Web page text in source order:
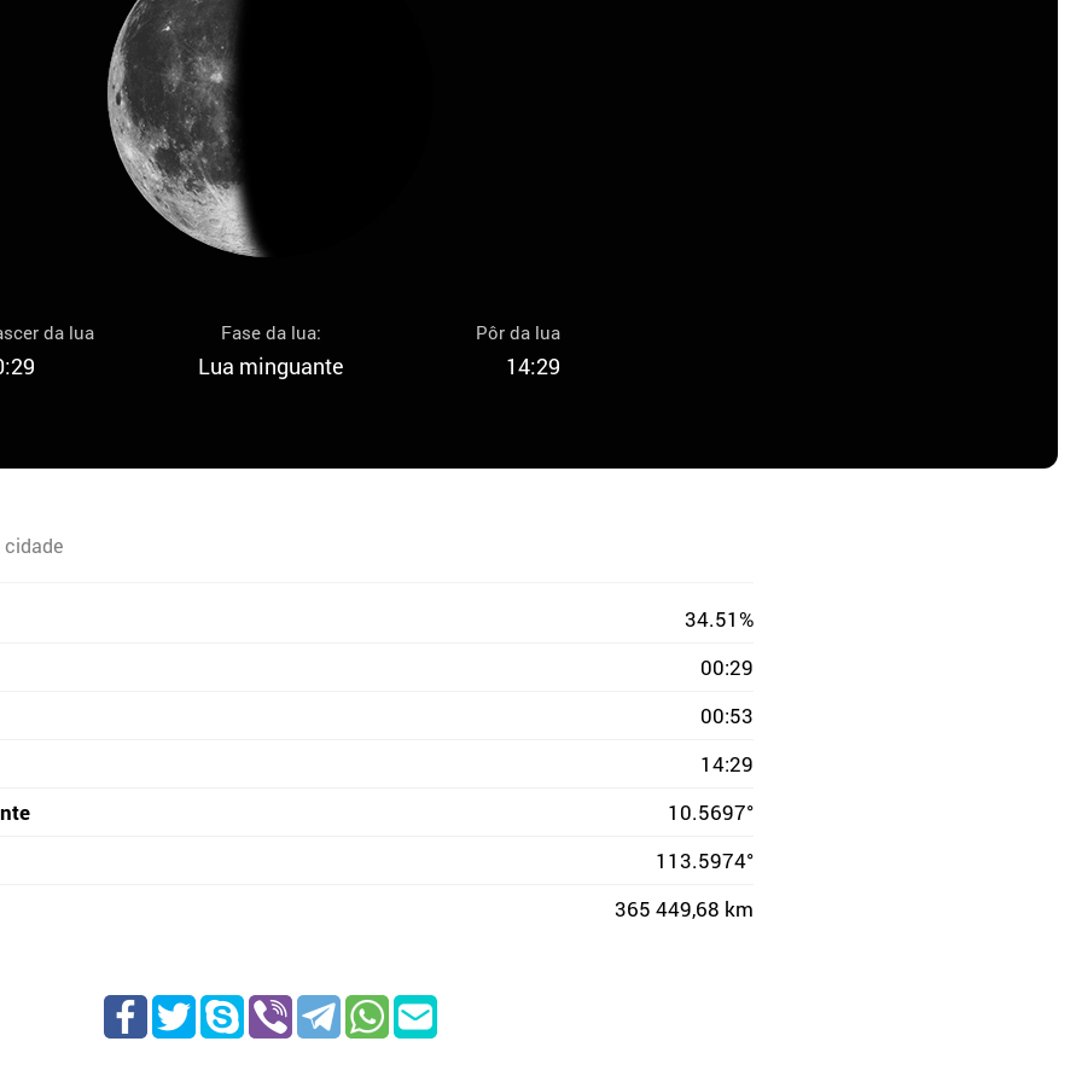
da lua Fase da lua:
Lua minguante
Pôr da lua
14:29
cidade
34.51%
00:29
00:53
14:29
10.5697°
113.5974°
365 449,68 km